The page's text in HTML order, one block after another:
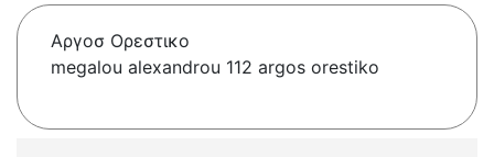
Αργοσ Ορεστικο
megalou alexandrou 112 argos orestiko